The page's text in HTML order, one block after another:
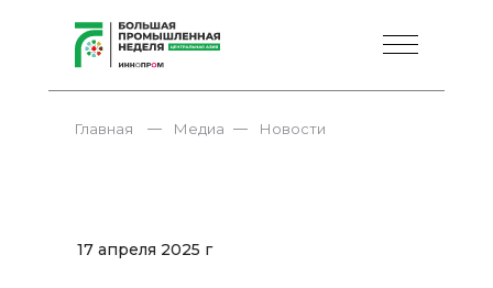
Главная Новости
— Медиа —
17 апреля 2025 г